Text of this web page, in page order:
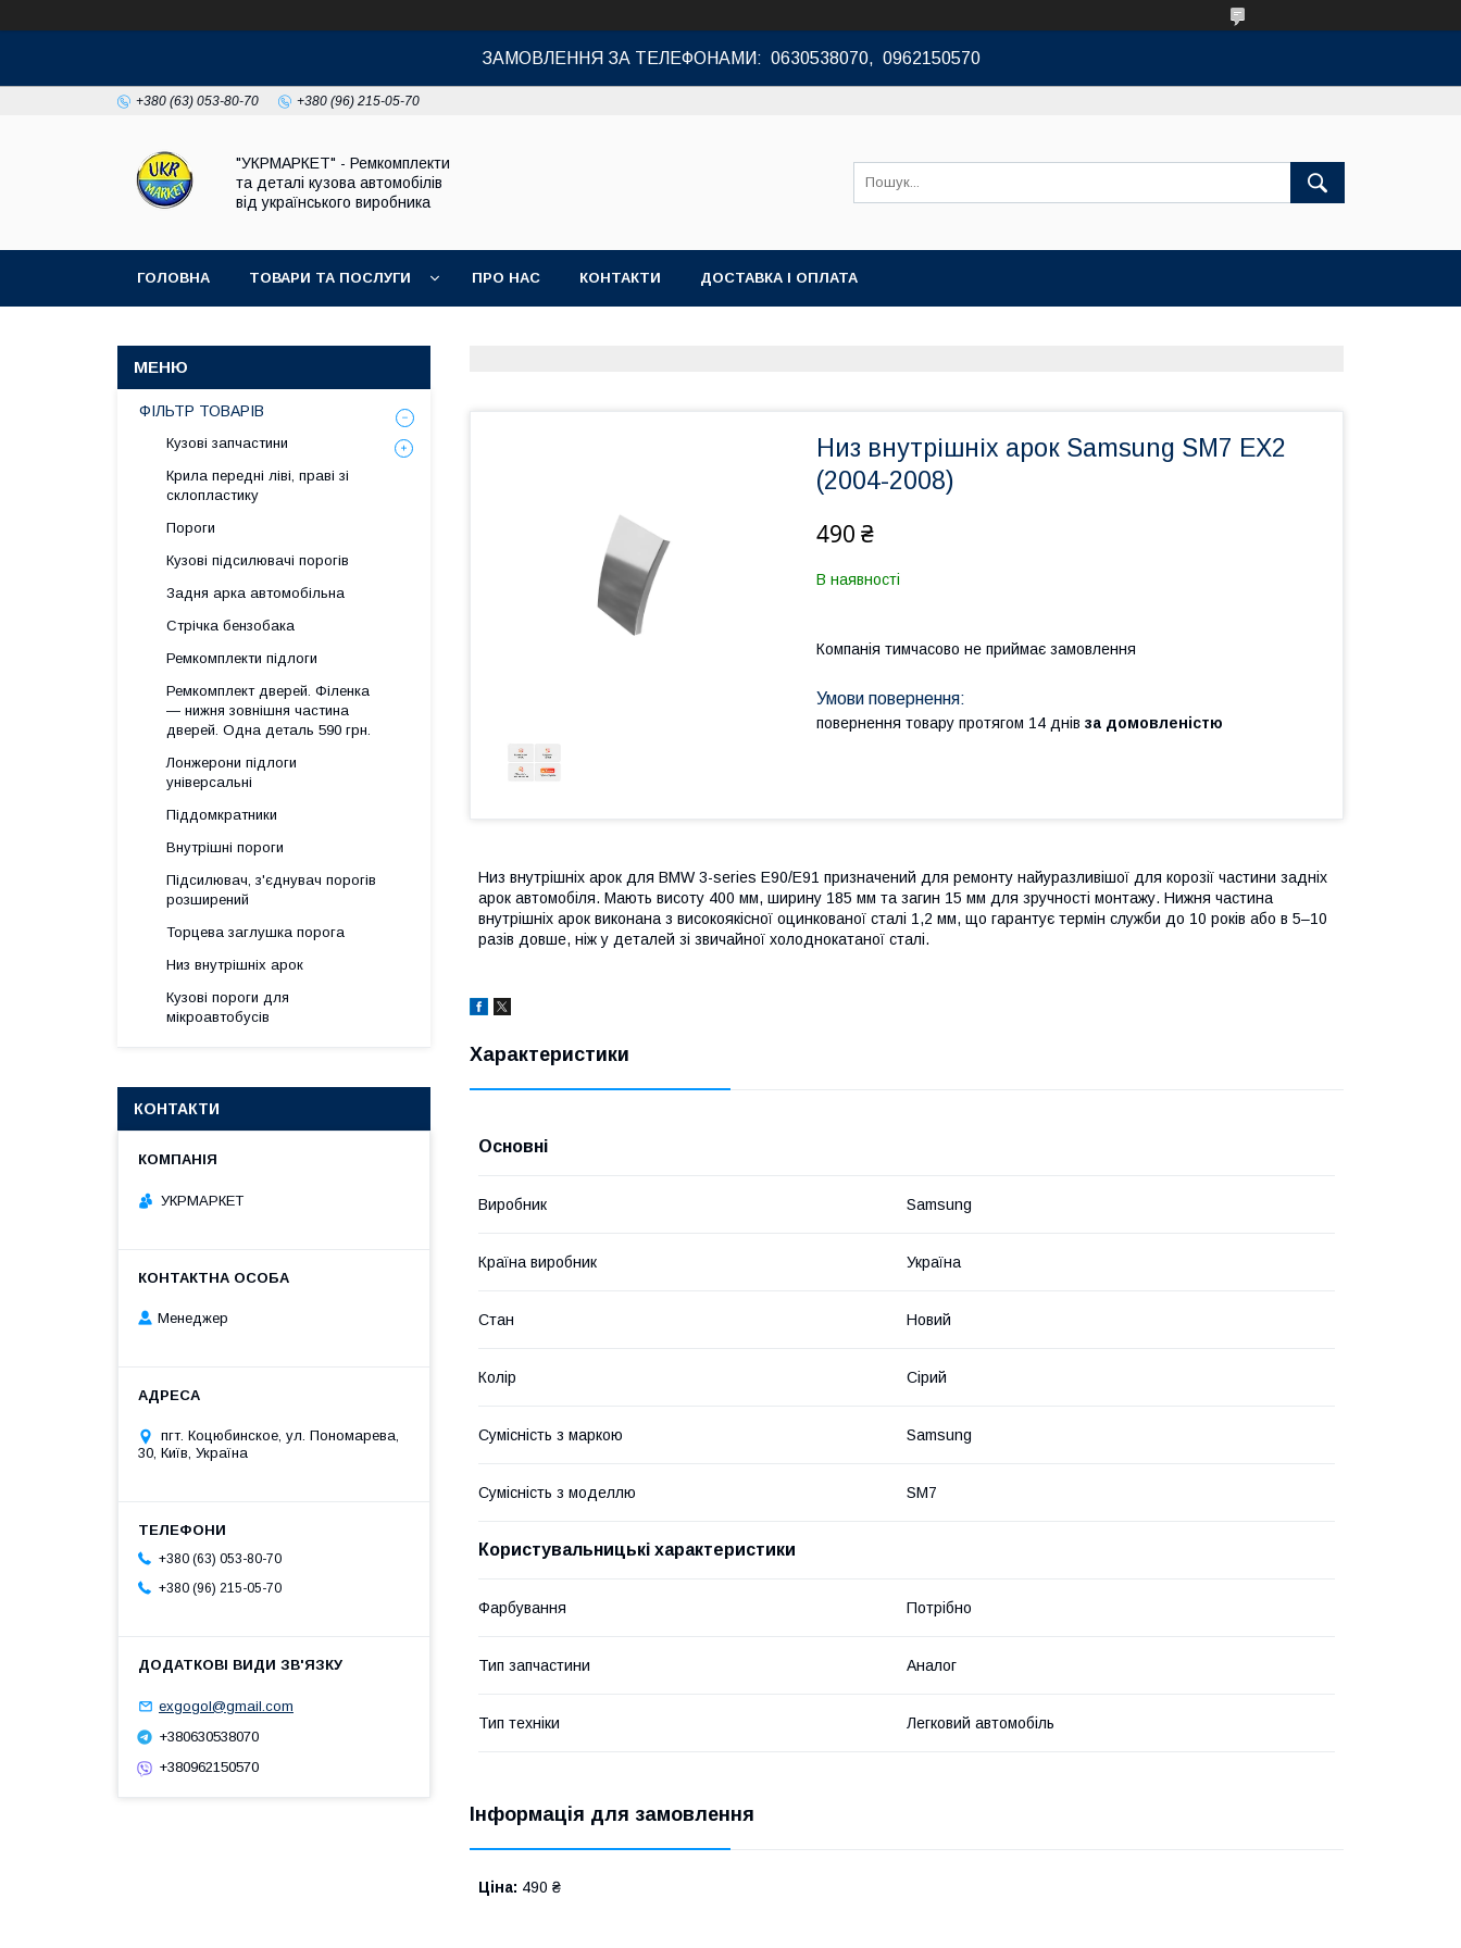
ЗАМОВЛЕННЯ ЗА ТЕЛЕФОНАМИ: 0630538070, 0962150570
+380 (63) 053-80-70 +380 (96) 215-05-70
"УКРМАРКЕТ" - Ремкомплекти
та деталі кузова автомобілів
від українського виробника
ГОЛОВНА ТОВАРИ ТА ПОСЛУГИ ПРО НАС КОНТАКТИ ДОСТАВКА І ОПЛАТА
Низ внутрішніх арок Samsung SM7 EX2
(2004-2008)
490 ₴
В наявності
Компанія тимчасово не приймає замовлення
повернення товару протягом 14 днів за домовленістю
Низ внутрішніх арок для BMW 3-series E90/E91 призначений для ремонту найуразливішої для корозії частини задніх
арок автомобіля. Мають висоту 400 мм, ширину 185 мм та загин 15 мм для зручності монтажу. Нижня частина
внутрішніх арок виконана з високоякісної оцинкованої сталі 1,2 мм, що гарантує термін служби до 10 років або в 5–10
разів довше, ніж у деталей зі звичайної холоднокатаної сталі.
Характеристики
Основні
Виробник Samsung
Країна виробник Україна
Стан Новий
Колір Сірий
Сумісність з маркою Samsung
Сумісність з моделлю SM7
Користувальницькі характеристики
Фарбування Потрібно
Тип запчастини Аналог
Тип техніки Легковий автомобіль
Інформація для замовлення
Ціна: 490 ₴
ФІЛЬТР ТОВАРІВ
Кузові запчастини
Крила передні ліві, праві зі
склопластику
Пороги
Кузові підсилювачі порогів
Задня арка автомобільна
Стрічка бензобака
Ремкомплекти підлоги
Ремкомплект дверей. Філенка
— нижня зовнішня частина
дверей. Одна деталь 590 грн.
Лонжерони підлоги
універсальні
Піддомкратники
Внутрішні пороги
Підсилювач, з'єднувач порогів
розширений
Торцева заглушка порога
Низ внутрішніх арок
Кузові пороги для
мікроавтобусів
КОНТАКТИ
УКРМАРКЕТ
Менеджер
пгт. Коцюбинское, ул. Пономарева,
30, Київ, Україна
+380 (63) 053-80-70
+380 (96) 215-05-70
exgogol@gmail.com
+380630538070
+380962150570